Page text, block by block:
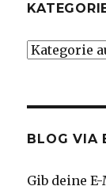
Kategorien
BLOG VIA
Gib deine